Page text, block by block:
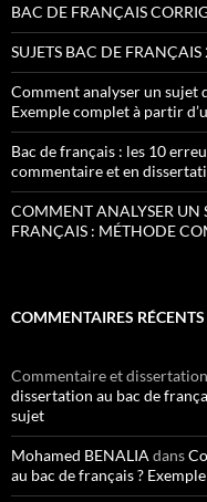
BAC DE FRANÇAIS
SUJETS BAC DE
Comment analyser un sujet
Exemple complet à partir
Bac de français : les 10
commentaire et en
COMMENT ANALYSER UN
FRANÇAIS : MÉTHODE
COMMENTAIRES RÉCENTS
Commentaire et dissertation
dissertation au bac de
sujet
Mohamed BENALIA dans
au bac de français ?